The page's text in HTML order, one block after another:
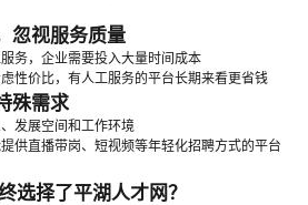
忽视服务质量
务，企业需要投入大量时间成本
性价比，有人工服务的平台长期来看更省钱
殊需求
发展空间和工作环境
供直播带岗、短视频等年轻化招聘方式的平台
选择了平湖人才网？